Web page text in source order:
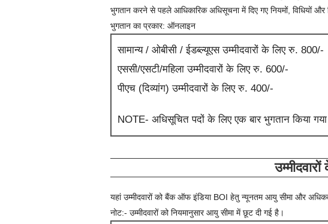
भुगतान करने से पहले आधिकारिक अधिसूचना में दिए गए नियमों, विधियों और
भुगतान का प्रकार: ऑनलाइन
सामान्य / ओबीसी / ईडब्ल्यूएस उम्मीदवारों के लिए रु. 800/-
एससी/एसटी/महिला उम्मीदवारों के लिए रु. 600/-
पीएच (दिव्यांग) उम्मीदवारों के लिए रु. 400/-
NOTE- अधिसूचित पदों के लिए एक बार भुगतान किया गया
यहां उम्मीदवारों कोबैंक ऑफ इंडिया BOI हेतु न्यूनतम आयु सीमा और
नोट:- उम्मीदवारों को नियमानुसार आयु सीमा में छूट दी गई है।